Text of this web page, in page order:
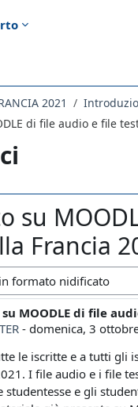
2021
di file audio e file
su
Francia
MOODLE di file
- domenica, 3
0
le iscritte e a tutti gli
I file audio e i file
studentesse e gli